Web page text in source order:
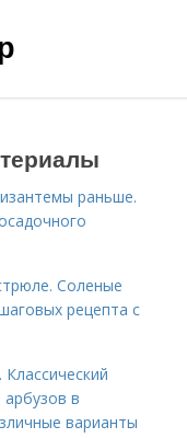
раньше.
Соленые
рецепта с
в
варианты